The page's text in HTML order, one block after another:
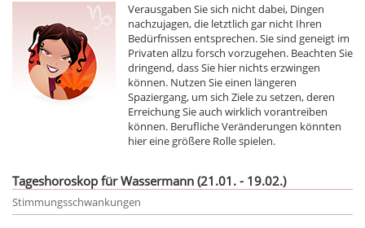
Verausgaben Sie sich nicht dabei, Dingen
nachzujagen, die letztlich gar nicht Ihren
Bedürfnissen entsprechen. Sie sind geneigt im
Privaten allzu forsch vorzugehen. Beachten Sie
dringend, dass Sie hier nichts erzwingen
können. Nutzen Sie einen längeren
Spaziergang, um sich Ziele zu setzen, deren
Erreichung Sie auch wirklich vorantreiben
können. Berufliche Veränderungen könnten
hier eine größere Rolle spielen.
Tageshoroskop für Wassermann (21.01. - 19.02.)
Stimmungsschwankungen